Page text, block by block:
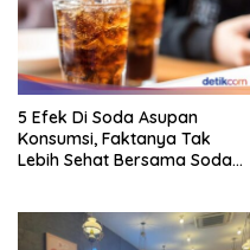
5 Efek Di Soda Asupan
Konsumsi, Faktanya Tak
Lebih Sehat Bersama Soda